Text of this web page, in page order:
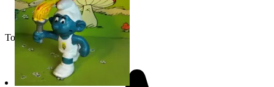
Toppsäljare